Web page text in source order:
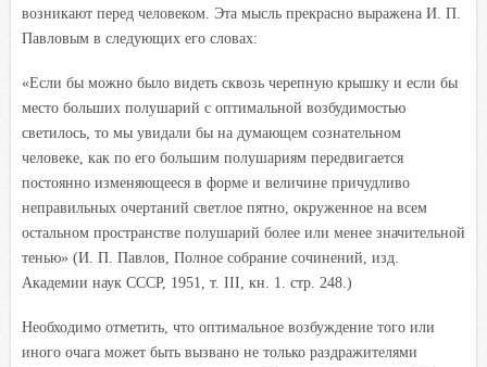
возникают перед человеком. Эта мысль прекрасно выражена И. П.
Павловым в следующих его словах:
«Если бы можно было видеть сквозь черепную крышку и если бы
место больших полушарий с оптимальной возбудимостью
светилось, то мы увидали бы на думающем сознательном
человеке, как по его большим полушариям передвигается
постоянно изменяющееся в форме и величине причудливо
неправильных очертаний светлое пятно, окруженное на всем
остальном пространстве полушарий более или менее значительной
тенью» (И. П. Павлов, Полное собрание сочинений, изд.
Академии наук СССР, 1951, т. III, кн. 1. стр. 248.)
Необходимо отметить, что оптимальное возбуждение того или
иного очага может быть вызвано не только раздражителями